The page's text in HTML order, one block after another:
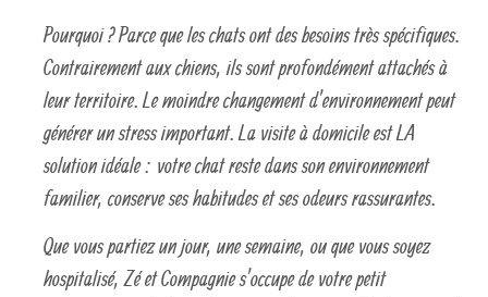
Pourquoi ? Parce que les chats ont des besoins très spécifiques.
Contrairement aux chiens, ils sont profondément attachés à
leur territoire. Le moindre changement d’environnement peut
générer un stress important. La visite à domicile est LA
solution idéale : votre chat reste dans son environnement
familier, conserve ses habitudes et ses odeurs rassurantes.
Que vous partiez un jour, une semaine, ou que vous soyez
hospitalisé, Zé et Compagnie s’occupe de votre petit